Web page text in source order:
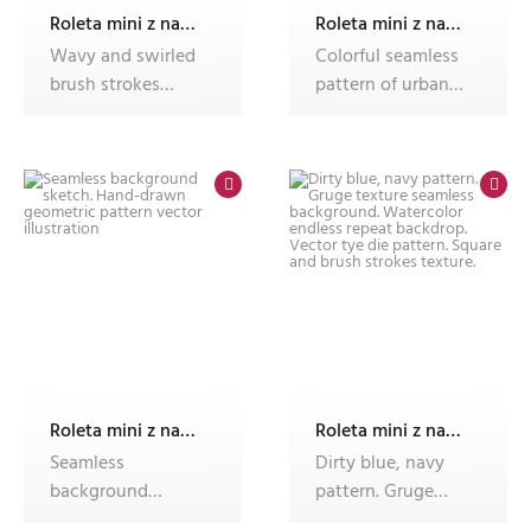
Roleta mini z nadrukiem
Wavy and swirled
brush strokes
Roleta mini z nadrukiem
Colorful seamless
pattern of urban
Roleta mini z nadrukiem
Seamless
background
Roleta mini z nadrukiem
Dirty blue, navy
pattern. Gruge